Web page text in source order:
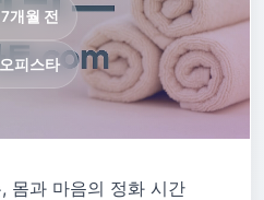
7개월 전
오피스타
몸과 마음의 정화 시간